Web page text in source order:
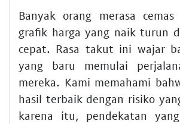
Banyak orang merasa
grafik harga yang naik turun
cepat. Rasa takut ini wajar
yang baru memulai
mereka. Kami memahami
hasil terbaik dengan risiko
karena itu, pendekatan